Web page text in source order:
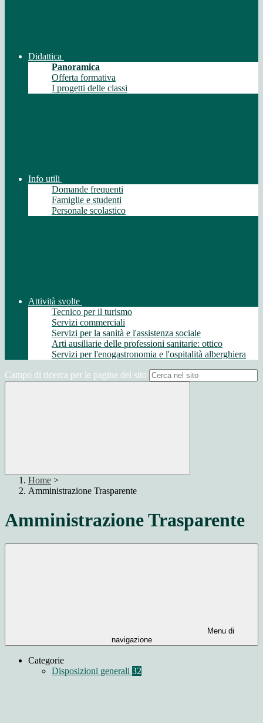
Didattica
Panoramica
Offerta formativa
I progetti delle classi
Info utili
Domande frequenti
Famiglie e studenti
Personale scolastico
Attività svolte
Tecnico per il turismo
Servizi commerciali
Servizi per la sanità e l'assistenza sociale
Arti ausiliarie delle professioni sanitarie: ottico
Servizi per l'enogastronomia e l'ospitalità alberghiera
Campo di ricerca per le pagine del sito
Home >
Amministrazione Trasparente
Amministrazione Trasparente
Menu di
navigazione
Categorie
Disposizioni generali 32